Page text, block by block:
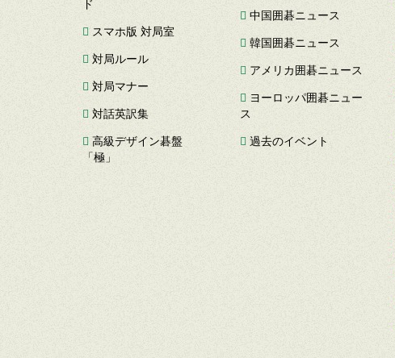
ド
スマホ版 対局室
対局ルール
対局マナー
対話英訳集
高級デザイン碁盤
「極」
中国囲碁ニュース
韓国囲碁ニュース
アメリカ囲碁ニュース
ヨーロッパ囲碁ニュー
ス
過去のイベント